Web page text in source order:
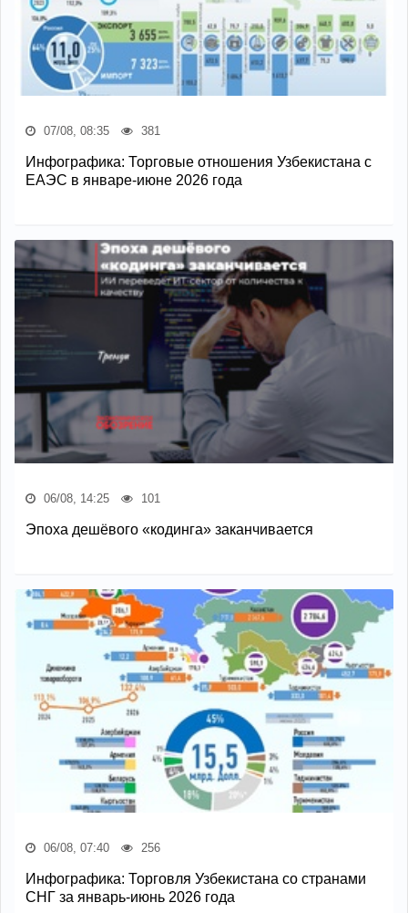
07/08, 08:35 381
Инфографика: Торговые отношения Узбекистана с
ЕАЭС в январе-июне 2026 года
06/08, 14:25 101
Эпоха дешёвого «кодинга» заканчивается
06/08, 07:40 256
Инфографика: Торговля Узбекистана со странами
СНГ за январь-июнь 2026 года